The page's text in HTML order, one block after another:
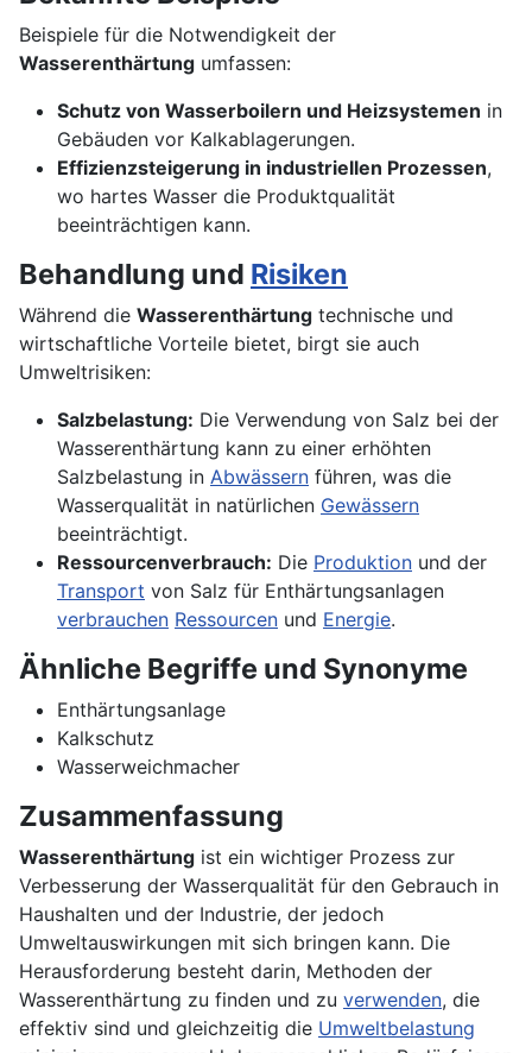
Beispiele für die Notwendigkeit der
Wasserenthärtung umfassen:
Schutz von Wasserboilern und Heizsystemen in
Gebäuden vor Kalkablagerungen.
Effizienzsteigerung in industriellen Prozessen,
wo hartes Wasser die Produktqualität
beeinträchtigen kann.
Behandlung und Risiken
Während die Wasserenthärtung technische und
wirtschaftliche Vorteile bietet, birgt sie auch
Umweltrisiken:
Salzbelastung: Die Verwendung von Salz bei der
Wasserenthärtung kann zu einer erhöhten
Salzbelastung in Abwässern führen, was die
Wasserqualität in natürlichen Gewässern
beeinträchtigt.
Ressourcenverbrauch: Die Produktion und der
Transport von Salz für Enthärtungsanlagen
verbrauchen Ressourcen und Energie.
Ähnliche Begriffe und Synonyme
Enthärtungsanlage
Kalkschutz
Wasserweichmacher
Zusammenfassung
Wasserenthärtung ist ein wichtiger Prozess zur
Verbesserung der Wasserqualität für den Gebrauch in
Haushalten und der Industrie, der jedoch
Umweltauswirkungen mit sich bringen kann. Die
Herausforderung besteht darin, Methoden der
Wasserenthärtung zu finden und zu verwenden, die
effektiv sind und gleichzeitig die Umweltbelastung